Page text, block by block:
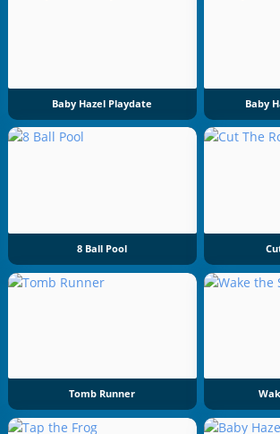
Baby Hazel Playdate Baby
8 Ball Pool
Tomb Runner